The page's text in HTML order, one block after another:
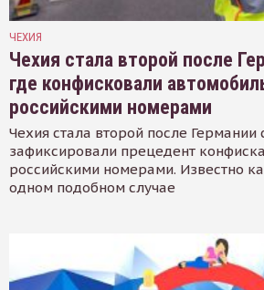
ЧЕХИЯ
Чехия стала второй после
где конфисковали
российскими номерами
Чехия стала второй после Германии
зафиксировали прецедент
российскими номерами. Известно
одном подобном случае